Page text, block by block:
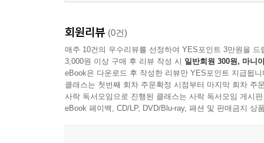
회원리뷰 (0건)
매주 10건의 우수리뷰를 선정하여 YES포인트 3만원을 드
3,000원 이상 구매 후 리뷰 작성 시 일반회원 300원, 마니
eBook은 다운로드 후 작성한 리뷰만 YES포인트 지급됩니
클래스는 첫번째 회차 주문확정 시점부터 마지막 회차 주
사락 독서모임으로 진행된 클래스는 사락 독서모임 게시
eBook 페이백, CD/LP, DVD/Blu-ray, 패션 및 판매금지 상